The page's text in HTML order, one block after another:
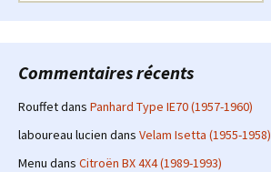
Commentaires récents
Rouffetdans Panhard Type IE70 (1957-1960)
laboureau lucien dans Velam Isetta (1955-1958)
Menu dans Citroën BX 4X4 (1989-1993)